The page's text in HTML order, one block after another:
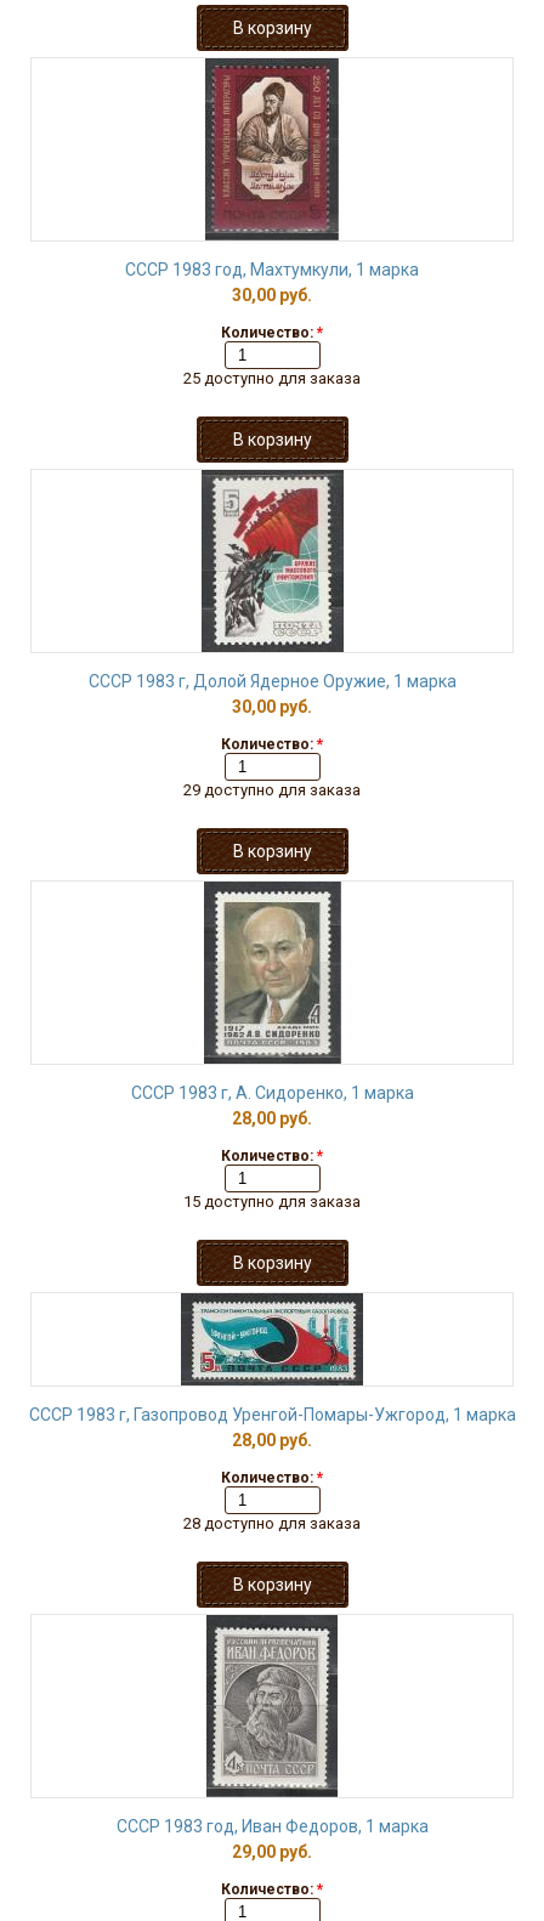
СССР 1983 год, Махтумкули, 1 марка
30,00 руб.
Количество: *
25 доступно для заказа
СССР 1983 г, Долой Ядерное Оружие, 1 марка
30,00 руб.
Количество: *
29 доступно для заказа
СССР 1983 г, А. Сидоренко, 1 марка
28,00 руб.
Количество: *
15 доступно для заказа
СССР 1983 г, Газопровод Уренгой-Помары-Ужгород, 1 марка
28,00 руб.
Количество: *
28 доступно для заказа
СССР 1983 год, Иван Федоров, 1 марка
29,00 руб.
Количество: *